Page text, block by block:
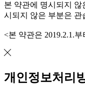
본 약관에 명시되지 않
시되지 않은 부분은 관
<본 약관은 2019.2.1.
개인정보처리